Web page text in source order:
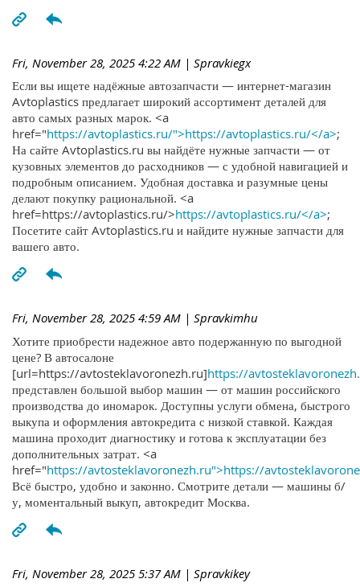
Fri, November 28, 2025 4:22 AM | Spravkiegx
Если вы ищете надёжные автозапчасти — интернет-магазин
Avtoplastics предлагает широкий ассортимент деталей для
авто самых разных марок. <a
href="https://avtoplastics.ru/">https://avtoplastics.ru/</a>;
На сайте Avtoplastics.ru вы найдёте нужные запчасти — от
кузовных элементов до расходников — с удобной навигацией и
подробным описанием. Удобная доставка и разумные цены
делают покупку рациональной. <a
href=https://avtoplastics.ru/>https://avtoplastics.ru/</a>;
Посетите сайт Avtoplastics.ru и найдите нужные запчасти для
вашего авто.
Fri, November 28, 2025 4:59 AM | Spravkimhu
Хотите приобрести надежное авто подержанную по выгодной
цене? В автосалоне
[url=https://avtosteklavoronezh.ru]https://
представлен большой выбор машин — от машин российского
производства до иномарок. Доступны услуги обмена, быстрого
выкупа и оформления автокредита с низкой ставкой. Каждая
машина проходит диагностику и готова к эксплуатации без
дополнительных затрат. <a
href="https://avtosteklavoronezh.ru">https://
Всё быстро, удобно и законно. Смотрите детали — машины б/
у, моментальный выкуп, автокредит Москва.
Fri, November 28, 2025 5:37 AM | Spravkikey